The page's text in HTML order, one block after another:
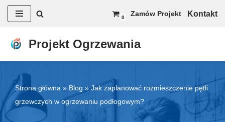
do
0 Zamów Projekt Kontakt
Projekt Ogrzewania
Strona główna » Blog »Jak zaplanować rozmieszczenie pętli
grzewczych w ogrzewaniu podłogowym?